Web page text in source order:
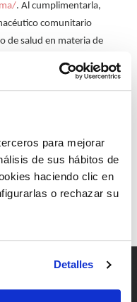
para mejorar
de sus hábitos de
haciendo clic en
o rechazar su
Detalles
. Al cumplimentarla,
comunitario
de salud en materia de